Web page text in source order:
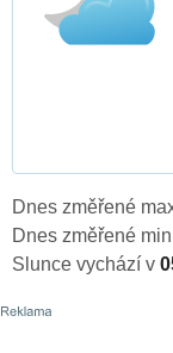
Dnes změřené
Dnes změřené
Slunce vychází v